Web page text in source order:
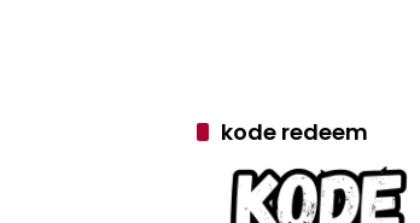
kode redeem